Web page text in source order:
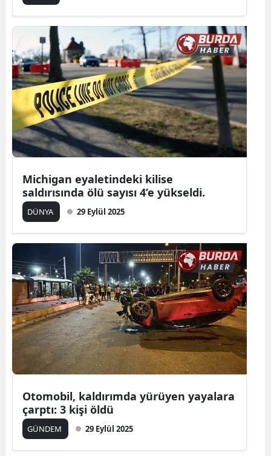
Michigan eyaletindeki kilise
saldırısında ölü sayısı 4’e yükseldi.
DÜNYA 29 Eylül 2025
Otomobil, kaldırımda yürüyen yayalara
çarptı: 3 kişi öldü
GÜNDEM 29 Eylül 2025